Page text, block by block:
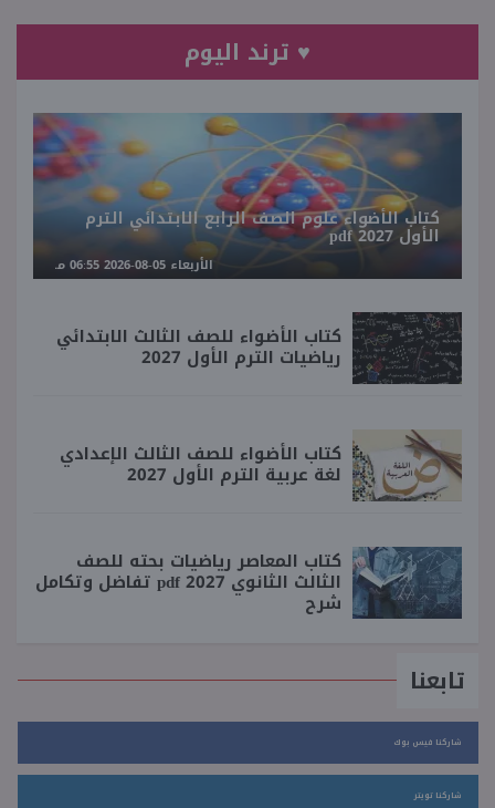
♥ ترند اليوم
كتاب الأضواء علوم الصف الرابع الابتدائي الترم
الأول 2027 pdf
الأربعاء 05-08-2026 06:55 مـ
كتاب الأضواء للصف الثالث الابتدائي
رياضيات الترم الأول 2027
كتاب الأضواء للصف الثالث الإعدادي
لغة عربية الترم الأول 2027
كتاب المعاصر رياضيات بحته للصف
الثالث الثانوي 2027 pdf تفاضل وتكامل
شرح
تابعنا
شاركنا فيس بوك
شاركنا تويتر